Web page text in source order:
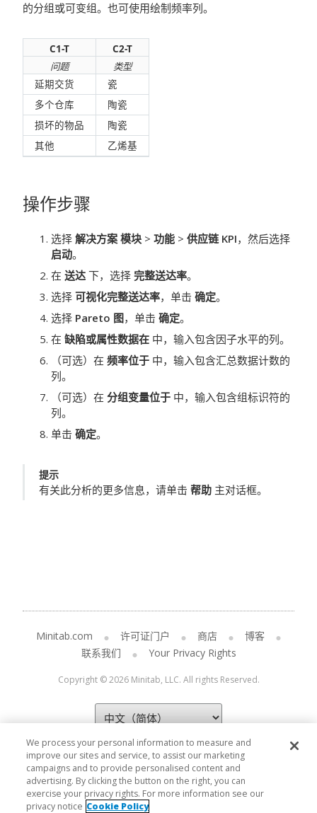
的分组或可变组。也可使用绘制频率列。
C1-T
C2-T
问题
类型
延期交货
瓷
多个仓库
陶瓷
损坏的物品
陶瓷
其他
乙烯基
操作步骤
选择 解决方案 模块 > 功能 > 供应链 KPI，然后选择
启动。
在 送达 下，选择 完整送达率。
选择 可视化完整送达率，单击 确定。
选择 Pareto 图，单击 确定。
在 缺陷或属性数据在 中，输入包含因子水平的列。
（可选）在 频率位于 中，输入包含汇总数据计数的
列。
（可选）在 分组变量位于 中，输入包含组标识符的
列。
单击 确定。
提示
有关此分析的更多信息，请单击 帮助 主对话框。
Minitab.com 许可证门户 商店
博客
联系我们
Your Privacy Rights
Copyright © 2026 Minitab, LLC. All rights Reserved.
We process your personal information to measure and
improve our sites and service, to assist our marketing
campaigns and to provide personalised content and
advertising. By clicking the button on the right, you can
exercise your privacy rights. For more information see our
privacy notice Cookie Policy